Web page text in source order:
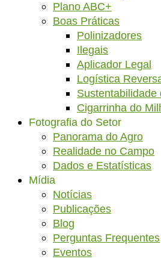
Plano ABC+
Boas Práticas
Polinizadores
Ilegais
Aplicador Legal
Logística
Sustentabilidade
Cigarrinha do
Fotografia do Setor
Panorama do Agro
Realidade no Campo
Dados e Estatísticas
Mídia
Notícias
Publicações
Blog
Perguntas Frequentes
Eventos